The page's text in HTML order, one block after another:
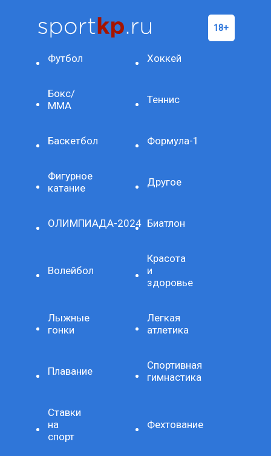
Футбол Хоккей
Бокс/
ММА
Теннис
Баскетбол Формула-1
Фигурное
катание
Другое
ОЛИМПИАДА-2024 Биатлон
Волейбол
Красота
и
здоровье
Лыжные
гонки
Легкая
атлетика
Плавание
Спортивная
гимнастика
Ставки
на
спорт
Фехтование